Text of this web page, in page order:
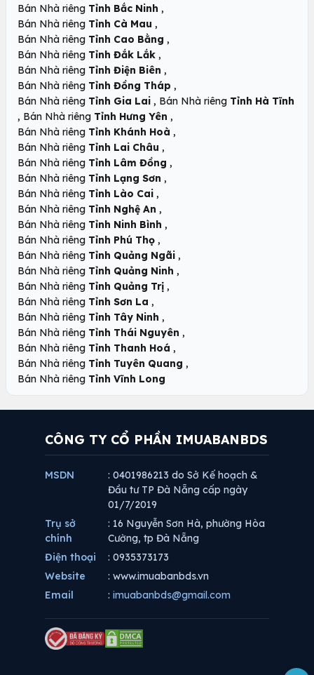
Bán Nhà riêng Tỉnh Bắc Ninh ,
Bán Nhà riêng Tỉnh Cà Mau ,
Bán Nhà riêng Tỉnh Cao Bằng ,
Bán Nhà riêng Tỉnh Đắk Lắk ,
Bán Nhà riêng Tỉnh Điện Biên ,
Bán Nhà riêng Tỉnh Đồng Tháp ,
Bán Nhà riêng Tỉnh Gia Lai , Bán Nhà riêng Tỉnh Hà Tĩnh
, Bán Nhà riêng Tỉnh Hưng Yên ,
Bán Nhà riêng Tỉnh Khánh Hoà ,
Bán Nhà riêng Tỉnh Lai Châu ,
Bán Nhà riêng Tỉnh Lâm Đồng ,
Bán Nhà riêng Tỉnh Lạng Sơn ,
Bán Nhà riêng Tỉnh Lào Cai ,
Bán Nhà riêng Tỉnh Nghệ An ,
Bán Nhà riêng Tỉnh Ninh Bình ,
Bán Nhà riêng Tỉnh Phú Thọ ,
Bán Nhà riêng Tỉnh Quảng Ngãi ,
Bán Nhà riêng Tỉnh Quảng Ninh ,
Bán Nhà riêng Tỉnh Quảng Trị ,
Bán Nhà riêng Tỉnh Sơn La ,
Bán Nhà riêng Tỉnh Tây Ninh ,
Bán Nhà riêng Tỉnh Thái Nguyên ,
Bán Nhà riêng Tỉnh Thanh Hoá ,
Bán Nhà riêng Tỉnh Tuyên Quang ,
Bán Nhà riêng Tỉnh Vĩnh Long
CÔNG TY CỔ PHẦN IMUABANBDS
MSDN
: 0401986213 do Sở Kế hoạch &
Đầu tư TP Đà Nẵng cấp ngày
01/7/2019
Trụ sở
chính
: 16 Nguyễn Sơn Hà, phường Hòa
Cường, tp Đà Nẵng
Điện thoại
: 0935373173
Website
: www.imuabanbds.vn
Email
: imuabanbds@gmail.com